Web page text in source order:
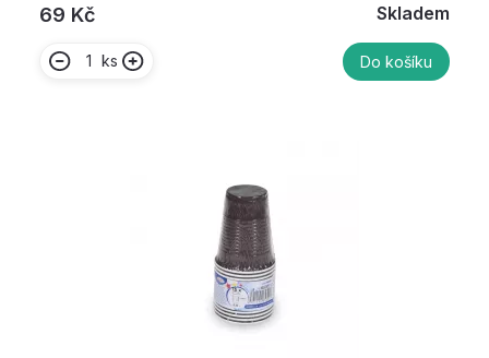
69 Kč
Skladem
ks Do košíku